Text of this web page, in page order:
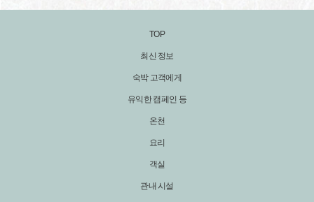
TOP
최신 정보
숙박 고객에게
유익한 캠페인 등
온천
요리
객실
관내 시설